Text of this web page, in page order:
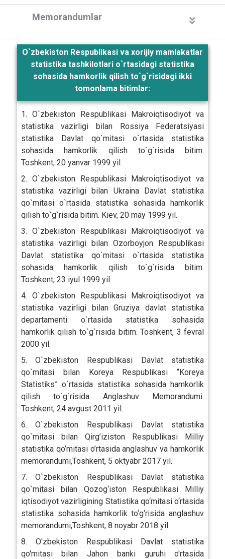
Memorandumlar
O`zbekiston Respublikasi va xorijiy mamlakatlar
statistika tashkilotlari o`rtasidagi statistika
sohasida hamkorlik qilish to`g`risidagi ikki
tomonlama bitimlar:
1. O`zbekiston Respublikasi Makroiqtisodiyot va
statistika vazirligi bilan Rossiya Federatsiyasi
statistika Davlat qo`mitasi o`rtasida statistika
sohasida hamkorlik qilish to`g`risida bitim.
Toshkent, 20 yanvar 1999 yil.
2. O`zbekiston Respublikasi Makroiqtisodiyot va
statistika vazirligi bilan Ukraina Davlat statistika
qo`mitasi o`rtasida statistika sohasida hamkorlik
qilish to`g`risida bitim. Kiev, 20 may 1999 yil.
3. O`zbekiston Respublikasi Makroiqtisodiyot va
statistika vazirligi bilan Ozorboyjon Respublikasi
Davlat statistika qo`mitasi o`rtasida statistika
sohasida hamkorlik qilish to`g`risida bitim.
Toshkent, 23 iyul 1999 yil.
4. O`zbekiston Respublikasi Makroiqtisodiyot va
statistika vazirligi bilan Gruziya davlat statistika
departamenti o`rtasida statistika sohasida
hamkorlik qilish to`g`risida bitim. Toshkent, 3 fevral
2000 yil.
5. O`zbekiston Respublikasi Davlat statistika
qo`mitasi bilan Koreya Respublikasi “Koreya
Statistiks” o`rtasida statistika sohasida hamkorlik
qilish to`g`risida Anglashuv Memorandumi.
Toshkent, 24 avgust 2011 yil.
6. O`zbekiston Respublikasi Davlat statistika
qo`mitasi bilan Qirg’iziston Respublikasi Milliy
statistika qo’mitasi o’rtasida anglashuv va hamkorlik
memorandumi,Toshkent, 5 oktyabr 2017 yil.
7. O`zbekiston Respublikasi Davlat statistika
qo`mitasi bilan Qozog‘iston Respublikasi Milliy
iqtisodiyot vazirligining Statistika qo‘mitasi o‘rtasida
statistika sohasida hamkorlik to‘g‘risida anglashuv
memorandumi,Toshkent, 8 noyabr 2018 yil.
8. O'zbekiston Respublikasi Davlat statistika
qo'mitasi bilan Jahon banki guruhi o'rtasida